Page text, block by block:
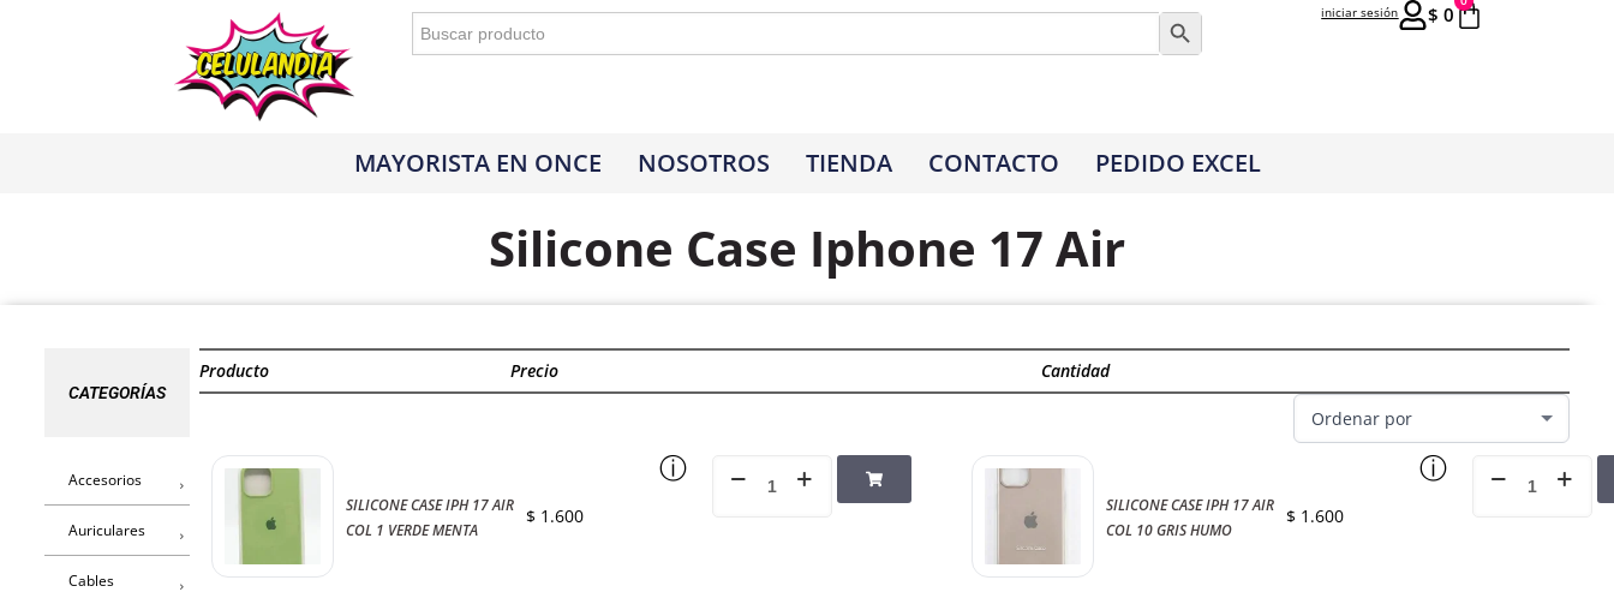
Buscar: Botón de búsqueda
$ 0
iniciar sesión
MAYORISTA EN ONCE NOSOTROS TIENDA CONTACTO PEDIDO EXCEL
Silicone Case Iphone 17 Air
CATEGORÍAS
Accesorios
Auriculares
Cables
Producto Precio Cantidad
SILICONE CASE IPH 17 AIR
COL 1 VERDE MENTA
$1.600
ⓘ
SILICONE CASE IPH 17 AIR
COL 10 GRIS HUMO
$1.600
ⓘ